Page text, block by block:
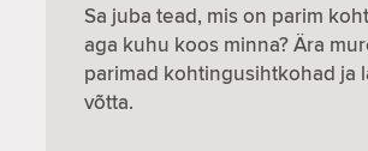
Sa juba tead, mis on parim
aga kuhu koos minna? Ära
parimad kohtingusihtkohad ja
võtta.